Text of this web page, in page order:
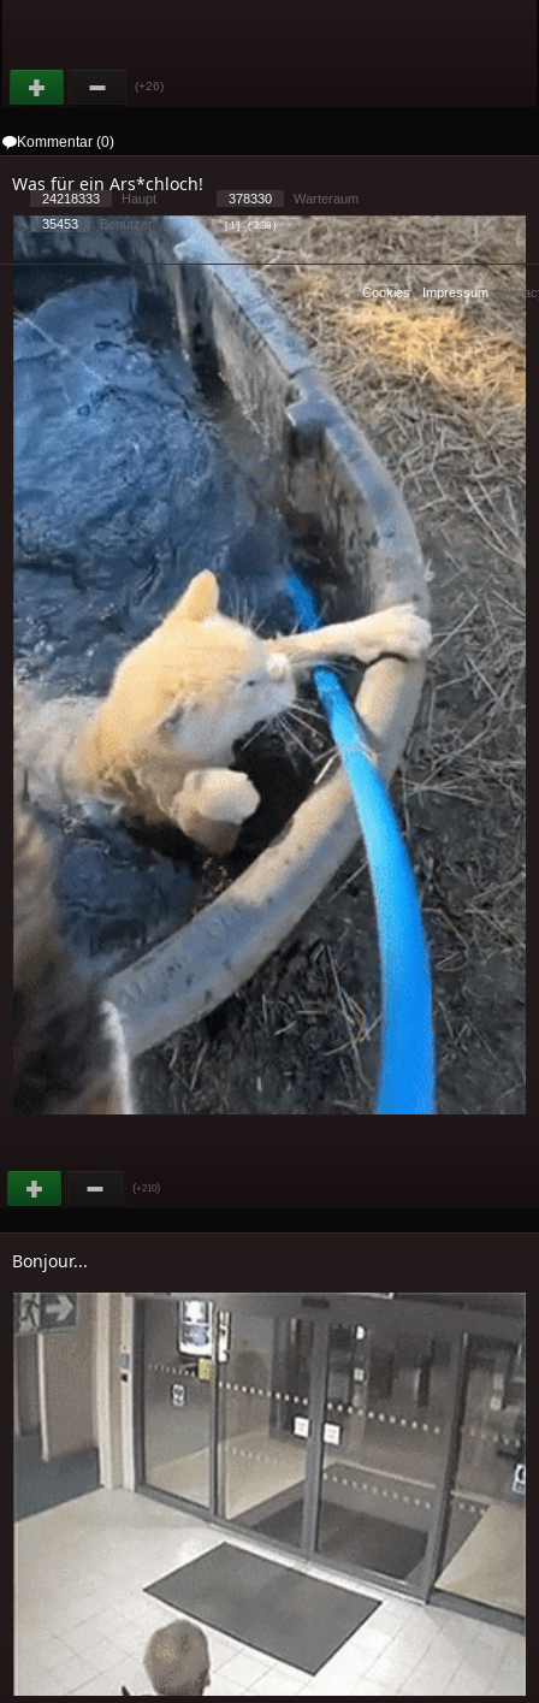
(+26)
Kommentar (0)
Was für ein Ars*chloch!
(+210)
Bonjour...
24218333 Haupt 378330
Warteraum
35453
Benutzer [ 1 ] - ( 2.38 )
Cookies-Impressum-